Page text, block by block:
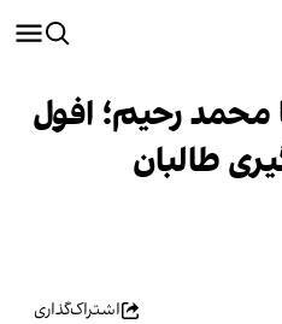
محمد رحیم؛ افول
طالبان
اشتراک‌گذاری